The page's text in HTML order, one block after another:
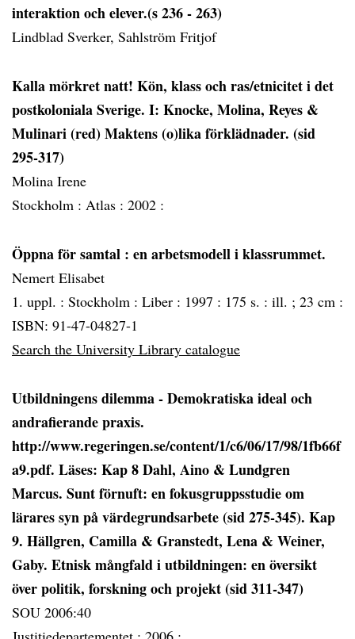
interaktion och elever.(s 236 - 263)
Lindblad Sverker, Sahlström Fritjof
Kalla mörkret natt! Kön, klass och ras/etnicitet i det
postkoloniala Sverige. I: Knocke, Molina, Reyes &
Mulinari (red) Maktens (o)lika förklädnader. (sid
295-317)
Molina Irene
Stockholm : Atlas : 2002 :
Öppna för samtal : en arbetsmodell i klassrummet.
Nemert Elisabet
1. uppl. : Stockholm : Liber : 1997 : 175 s. : ill. ; 23 cm :
ISBN: 91-47-04827-1
Search the University Library catalogue
Utbildningens dilemma - Demokratiska ideal och
andrafierande praxis.
http://www.regeringen.se/content/1/c6/06/17/98/1fb66f
a9.pdf. Läses: Kap 8 Dahl, Aino & Lundgren
Marcus. Sunt förnuft: en fokusgruppsstudie om
lärares syn på värdegrundsarbete (sid 275-345). Kap
9. Hällgren, Camilla & Granstedt, Lena & Weiner,
Gaby. Etnisk mångfald i utbildningen: en översikt
över politik, forskning och projekt (sid 311-347)
SOU 2006:40